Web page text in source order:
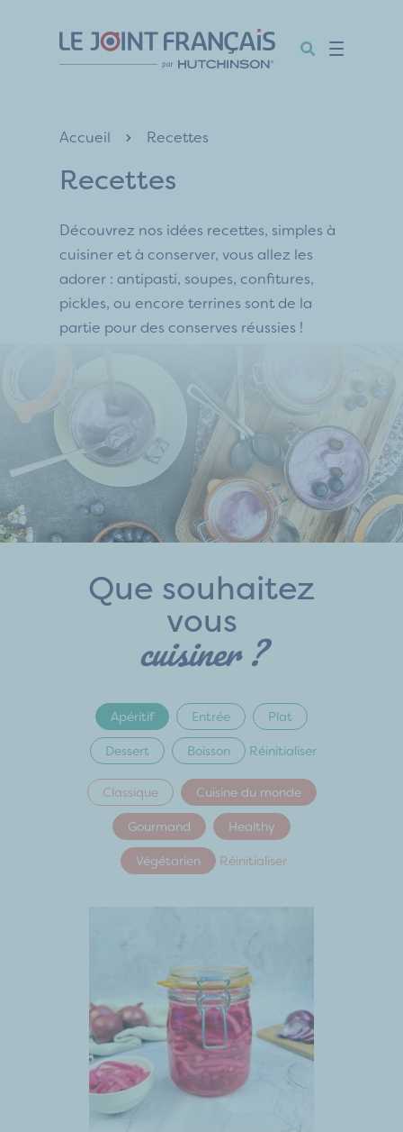
Accueil Recettes
Recettes
Découvrez nos idées recettes, simples à
cuisiner et à conserver, vous allez les
adorer : antipasti, soupes, confitures,
pickles, ou encore terrines sont de la
partie pour des conserves réussies !
Que souhaitez
vous
cuisiner ?
Apéritif Entrée Plat
Dessert Boisson Réinitialiser
Classique Cuisine du monde
Gourmand Healthy
Végétarien Réinitialiser